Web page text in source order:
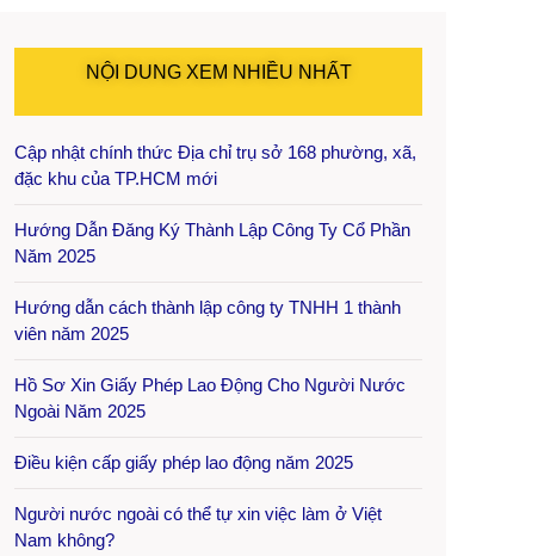
NỘI DUNG XEM NHIỀU NHẤT
Cập nhật chính thức Địa chỉ trụ sở 168 phường, xã,
đặc khu của TP.HCM mới
Hướng Dẫn Đăng Ký Thành Lập Công Ty Cổ Phần
Năm 2025
Hướng dẫn cách thành lập công ty TNHH 1 thành
viên năm 2025
Hồ Sơ Xin Giấy Phép Lao Động Cho Người Nước
Ngoài Năm 2025
Điều kiện cấp giấy phép lao động năm 2025
Người nước ngoài có thể tự xin việc làm ở Việt
Nam không?